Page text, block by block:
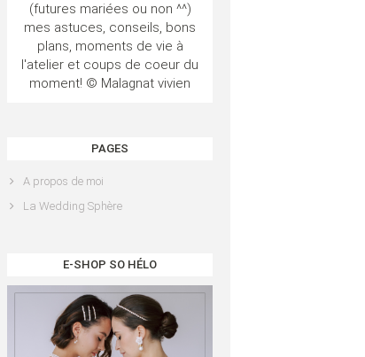
(futures mariées ou non ^^)
mes astuces, conseils, bons
plans, moments de vie à
l'atelier et coups de coeur du
moment! © Malagnat vivien
PAGES
A propos de moi
La Wedding Sphère
E-SHOP SO HÉLO